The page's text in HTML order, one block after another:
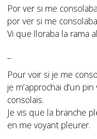
Por ver si me
por ver si me
Vi que lloraba la rama
Pour voir si je me
je m’approchai d’un
consolais.
Je vis que la branche
en me voyant pleurer.